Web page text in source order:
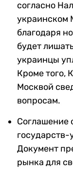
согласно
украинском
благодаря
будет
украинцы
Кроме того,
Москвой
вопросам.
Соглашение
государств-
Документ
рынка для